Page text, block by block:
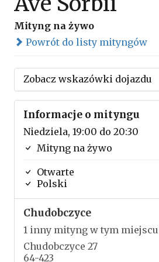
Mityng na żywo
Powrót do listy mityngów
Zobacz wskazówki dojazdu
Informacje o mityngu
Niedziela, 19:00 do 20:30
Mityng na żywo
Otwarte
Polski
Chudobczyce
1 inny mityng w tym miejscu
Chudobczyce 27
64-423